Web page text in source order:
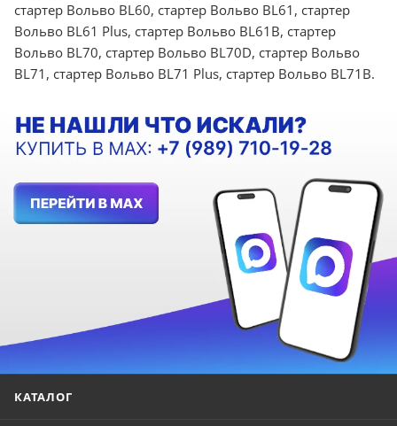
стартер Вольво BL60, стартер Вольво BL61, стартер
Вольво BL61 Plus, стартер Вольво BL61B, стартер
Вольво BL70, стартер Вольво BL70D, стартер Вольво
BL71, стартер Вольво BL71 Plus, стартер Вольво BL71B.
КАТАЛОГ